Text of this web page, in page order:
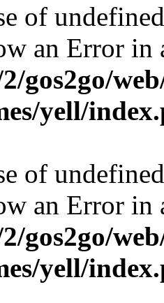
of
an Error in
gos2go/
yell/
of
an Error in
gos2go/
yell/